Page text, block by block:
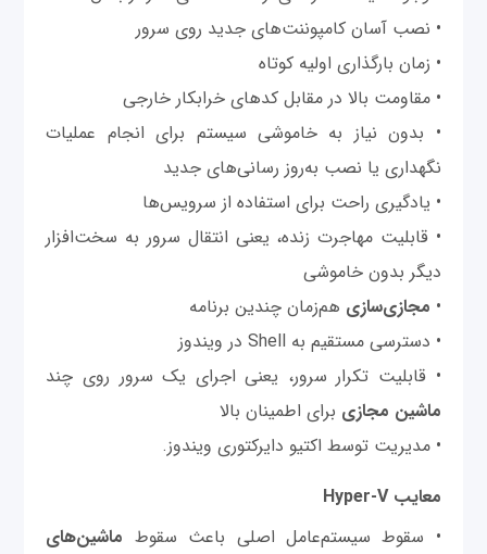
• نصب آسان کامپوننت‌های جدید روی سرور
• زمان بارگذاری اولیه کوتاه
• مقاومت بالا در مقابل کدهای خرابکار خارجی
• بدون نیاز به خاموشی سیستم برای انجام عملیات
نگهداری یا نصب به‌روز رسانی‌های جدید
• یادگیری راحت برای استفاده از سرویس‌ها
• قابلیت مهاجرت زنده، یعنی انتقال سرور به سخت‌افزار
دیگر بدون خاموشی
• مجازی‌سازی هم‌زمان چندین برنامه
• دسترسی مستقیم به Shell در ویندوز
• قابلیت تکرار سرور، یعنی اجرای یک سرور روی چند
ماشین مجازی برای اطمینان بالا
• مدیریت توسط اکتیو دایرکتوری ویندوز.
معایب Hyper-V
• سقوط سیستم‌عامل اصلی باعث سقوط ماشین‌های